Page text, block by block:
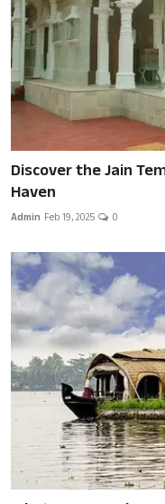
Discover the Jain
Haven
Admin Feb 19, 2025 0